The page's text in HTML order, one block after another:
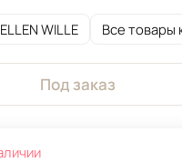
WILLE Все товары
Под заказ